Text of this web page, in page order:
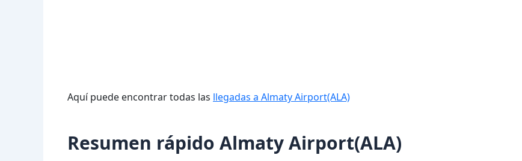
Aquí puede encontrar todas las llegadas a Almaty Airport(ALA)
Resumen rápido Almaty Airport(ALA)